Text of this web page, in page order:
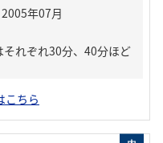
れぞれ30分、40分ほど
こちら